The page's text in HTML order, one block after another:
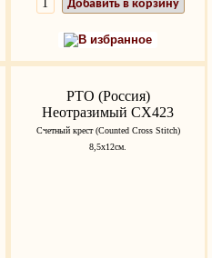
Добавить в корзину
В избранное
РТО (Россия)
Неотразимый СХ423
Счетный крест (Counted Cross Stitch)
8,5х12см.